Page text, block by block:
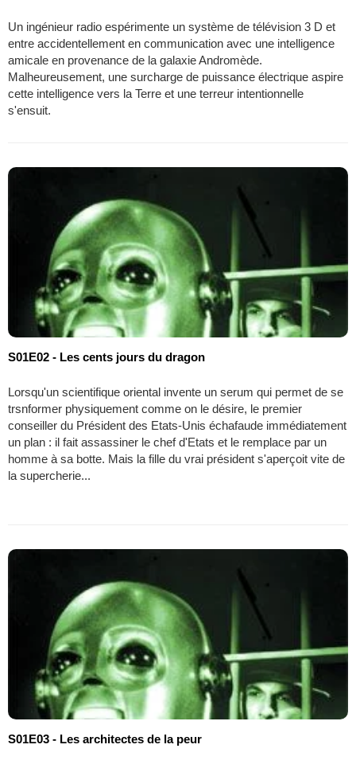
Un ingénieur radio espérimente un système de télévision 3 D et
entre accidentellement en communication avec une intelligence
amicale en provenance de la galaxie Andromède.
Malheureusement, une surcharge de puissance électrique aspire
cette intelligence vers la Terre et une terreur intentionnelle
s'ensuit.
S01E02 - Les cents jours du dragon
Lorsqu'un scientifique oriental invente un serum qui permet de se
trsnformer physiquement comme on le désire, le premier
conseiller du Président des Etats-Unis échafaude immédiatement
un plan : il fait assassiner le chef d'Etats et le remplace par un
homme à sa botte. Mais la fille du vrai président s'aperçoit vite de
la supercherie...
S01E03 - Les architectes de la peur